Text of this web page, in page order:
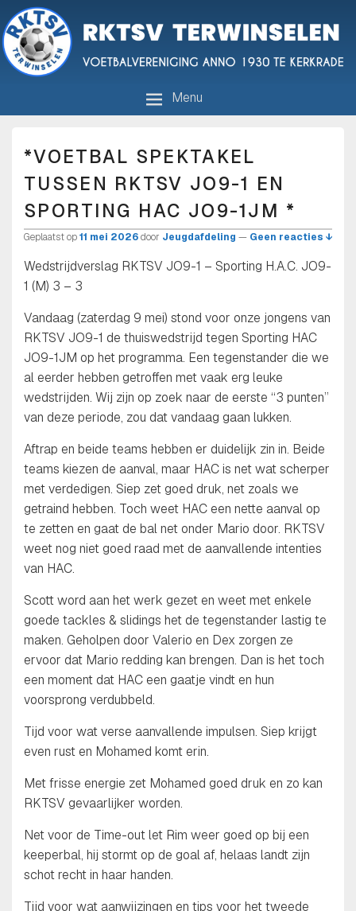
R.K.T.S.V. Terwinselen
Voetbalvereniging anno 1930 te Kerkrade
Menu
*VOETBAL SPEKTAKEL
TUSSEN RKTSV JO9-1 EN
SPORTING HAC JO9-1JM *
Geplaatst op11 mei 2026door Jeugdafdeling — Geen reacties ↓
Wedstrijdverslag RKTSV JO9-1 – Sporting H.A.C. JO9-
1 (M) 3 – 3
Vandaag (zaterdag 9 mei) stond voor onze jongens van
RKTSV JO9-1 de thuiswedstrijd tegen Sporting HAC
JO9-1JM op het programma. Een tegenstander die we
al eerder hebben getroffen met vaak erg leuke
wedstrijden. Wij zijn op zoek naar de eerste “3 punten”
van deze periode, zou dat vandaag gaan lukken.
Aftrap en beide teams hebben er duidelijk zin in. Beide
teams kiezen de aanval, maar HAC is net wat scherper
met verdedigen. Siep zet goed druk, net zoals we
getraind hebben. Toch weet HAC een nette aanval op
te zetten en gaat de bal net onder Mario door. RKTSV
weet nog niet goed raad met de aanvallende intenties
van HAC.
Scott word aan het werk gezet en weet met enkele
goede tackles & slidings het de tegenstander lastig te
maken. Geholpen door Valerio en Dex zorgen ze
ervoor dat Mario redding kan brengen. Dan is het toch
een moment dat HAC een gaatje vindt en hun
voorsprong verdubbeld.
Tijd voor wat verse aanvallende impulsen. Siep krijgt
even rust en Mohamed komt erin.
Met frisse energie zet Mohamed goed druk en zo kan
RKTSV gevaarlijker worden.
Net voor de Time-out let Rim weer goed op bij een
keeperbal, hij stormt op de goal af, helaas landt zijn
schot recht in haar handen.
Tijd voor wat aanwijzingen en tips voor het tweede